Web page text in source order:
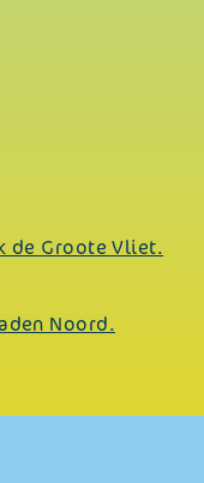
de Groote Vliet.
Noord.